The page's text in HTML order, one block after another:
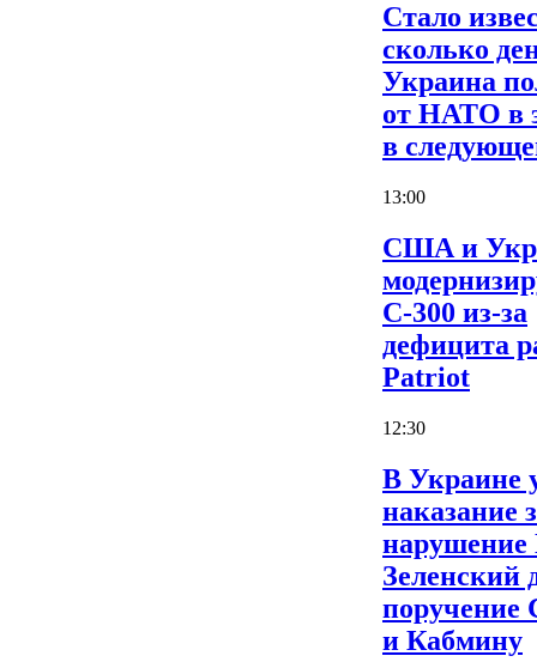
Стало
сколько
Украина
от НАТО в
в
13:00
США и
С-300 из-за
дефицита
Patriot
12:30
В Украине
наказание
Зеленский
и Кабмину